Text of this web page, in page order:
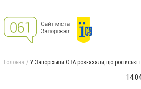
Головна У Запорізькій ОВА розказали, що російські